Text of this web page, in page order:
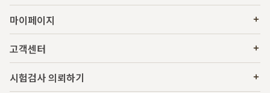
마이페이지
고객센터
시험검사 의뢰하기